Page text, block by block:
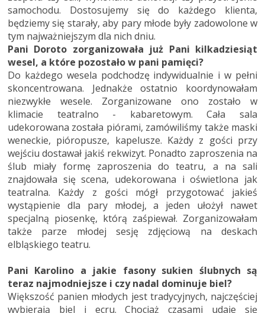
samochodu. Dostosujemy się do każdego klienta,
będziemy się starały, aby pary młode były zadowolone w
tym najważniejszym dla nich dniu.
Pani Doroto zorganizowała już Pani kilkadziesiąt
wesel, a które pozostało w pani pamięci?
Do każdego wesela podchodzę indywidualnie i w pełni
skoncentrowana. Jednakże ostatnio koordynowałam
niezwykłe wesele. Zorganizowane ono zostało w
klimacie teatralno - kabaretowym. Cała sala
udekorowana została piórami, zamówiliśmy także maski
weneckie, pióropusze, kapelusze. Każdy z gości przy
wejściu dostawał jakiś rekwizyt. Ponadto zaproszenia na
ślub miały formę zaproszenia do teatru, a na sali
znajdowała się scena, udekorowana i oświetlona jak
teatralna. Każdy z gości mógł przygotować jakieś
wystąpienie dla pary młodej, a jeden ułożył nawet
specjalną piosenkę, którą zaśpiewał. Zorganizowałam
także parze młodej sesję zdjęciową na deskach
elbląskiego teatru.
Pani Karolino a jakie fasony sukien ślubnych są
teraz najmodniejsze i czy nadal dominuje biel?
Większość panien młodych jest tradycyjnych, najczęściej
wybierają biel i ecru. Chociaż czasami udaje się